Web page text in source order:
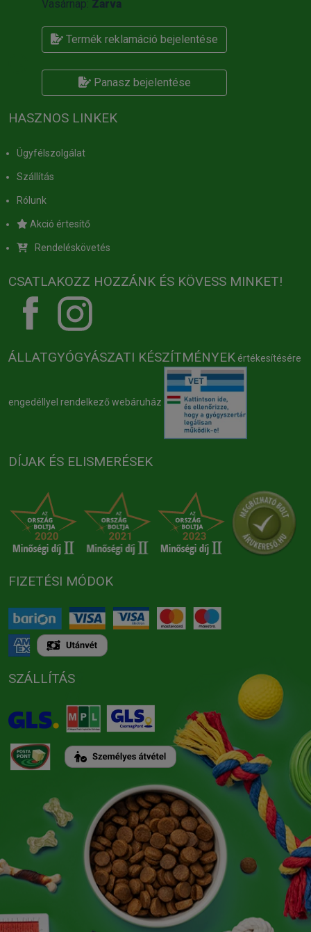
Vasárnap: Zárva
Termék reklamáció bejelentése
Panasz bejelentése
HASZNOS LINKEK
Ügyfélszolgálat
Szállítás
Rólunk
Akció értesítő
Rendeléskövetés
CSATLAKOZZ HOZZÁNK ÉS KÖVESS MINKET!
ÁLLATGYÓGYÁSZATI KÉSZÍTMÉNYEK értékesítésére
engedéllyel rendelkező webáruház
DÍJAK ÉS ELISMERÉSEK
FIZETÉSI MÓDOK
SZÁLLÍTÁS